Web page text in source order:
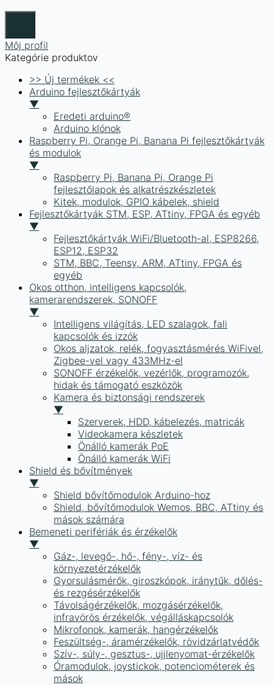
Môj profil
Kategórie produktov
>> Új termékek <<
Arduino fejlesztőkártyák
▼
Eredeti arduino®
Arduino klónok
Raspberry Pi, Orange Pi, Banana Pi fejlesztőkártyák
és modulok
▼
Raspberry Pi, Banana Pi, Orange Pi
fejlesztőlapok és alkatrészkészletek
Kitek, modulok, GPIO kábelek, shield
Fejlesztőkártyák STM, ESP, ATtiny, FPGA és egyéb
▼
Fejlesztőkártyák WiFi/Bluetooth-al, ESP8266,
ESP12, ESP32
STM, BBC, Teensy, ARM, ATtiny, FPGA és
egyéb
Okos otthon, intelligens kapcsolók,
kamerarendszerek, SONOFF
▼
Intelligens világítás, LED szalagok, fali
kapcsolók és izzók
Okos aljzatok, relék, fogyasztásmérés WiFivel,
Zigbee-vel vagy 433MHz-el
SONOFF érzékelők, vezérlők, programozók,
hidak és támogató eszközök
Kamera és biztonsági rendszerek
▼
Szerverek, HDD, kábelezés, matricák
Videokamera készletek
Önálló kamerák PoE
Önálló kamerák WiFi
Shield és bővítmények
▼
Shield bővítőmodulok Arduino-hoz
Shield, bővítőmodulok Wemos, BBC, ATtiny és
mások számára
Bemeneti perifériák és érzékelők
▼
Gáz-, levegő-, hő-, fény-, víz- és
környezetérzékelők
Gyorsulásmérők, giroszkópok, iránytűk, dőlés-
és rezgésérzékelők
Távolságérzékelők, mozgásérzékelők,
infravörös érzékelők, végálláskapcsolók
Mikrofonok, kamerák, hangérzékelők
Feszültség-, áramérzékelők, rövidzárlatvédők
Szív-, súly-, gesztus-, ujjlenyomat-érzékelők
Óramodulok, joystickok, potenciométerek és
mások